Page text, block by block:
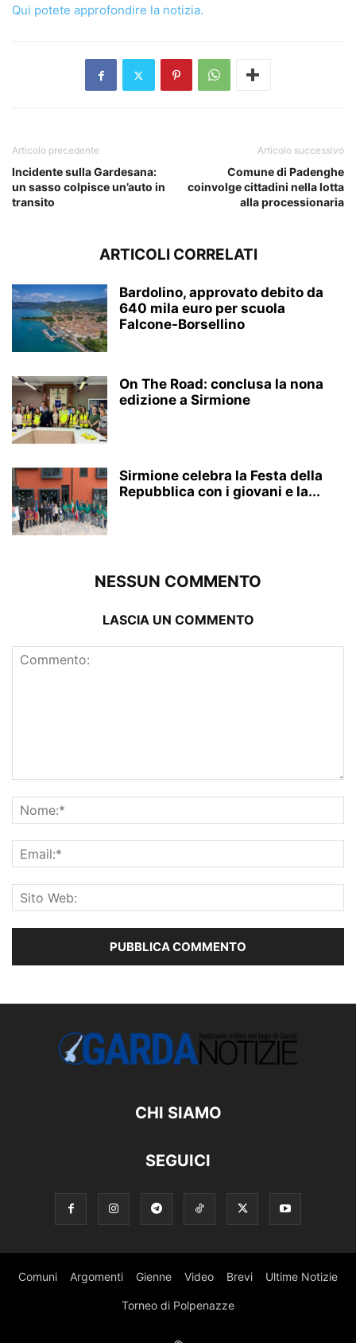
Qui potete approfondire la notizia.
Articolo precedente
Incidente sulla Gardesana:
un sasso colpisce un’auto in
transito
Articolo successivo
Comune di Padenghe
coinvolge cittadini nella lotta
alla processionaria
ARTICOLI CORRELATI
Bardolino, approvato debito da
640 mila euro per scuola
Falcone-Borsellino
On The Road: conclusa la nona
edizione a Sirmione
Sirmione celebra la Festa della
Repubblica con i giovani e la...
NESSUN COMMENTO
LASCIA UN COMMENTO
CHI SIAMO
SEGUICI
Comuni Argomenti Gienne Video Brevi Ultime Notizie
Torneo di Polpenazze